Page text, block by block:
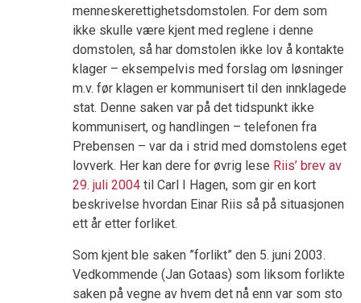
menneskerettighetsdomstolen. For dem som
ikke skulle være kjent med reglene i denne
domstolen, så har domstolen ikke lov å kontakte
klager – eksempelvis med forslag om løsninger
m.v. før klagen er kommunisert til den innklagede
stat. Denne saken var på det tidspunkt ikke
kommunisert, og handlingen – telefonen fra
Prebensen – var da i strid med domstolens eget
lovverk. Her kan dere for øvrig lese Riis’ brev av
29. juli 2004 til Carl I Hagen, som gir en kort
beskrivelse hvordan Einar Riis så på situasjonen
ett år etter forliket.
Som kjent ble saken ”forlikt” den 5. juni 2003.
Vedkommende (Jan Gotaas) som liksom forlikte
saken på vegne av hvem det nå enn var som sto